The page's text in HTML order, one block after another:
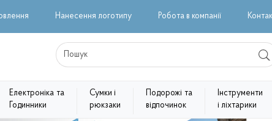
Нанесення логотипу Робота в компанії
Електроніка та
Годинники
Сумки і
рюкзаки
Подорожі та
відпочинок
Інструменти
і ліхтарики